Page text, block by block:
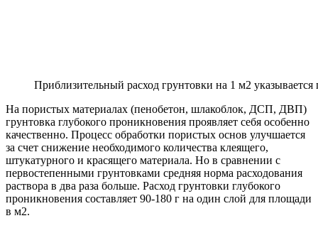
Приблизительный расход грунтовки на 1 м2 указывается
На пористых материалах (пенобетон, шлакоблок, ДСП, ДВП)
грунтовка глубокого проникновения проявляет себя особенно
качественно. Процесс обработки пористых основ улучшается
за счет снижение необходимого количества клеящего,
штукатурного и красящего материала. Но в сравнении с
первостепенными грунтовками средняя норма расходования
раствора в два раза больше. Расход грунтовки глубокого
проникновения составляет 90-180 г на один слой для площади
в м2.